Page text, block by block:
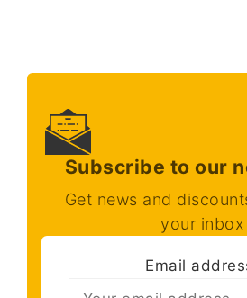
Subscribe to our
Get news and
your inbox
Email